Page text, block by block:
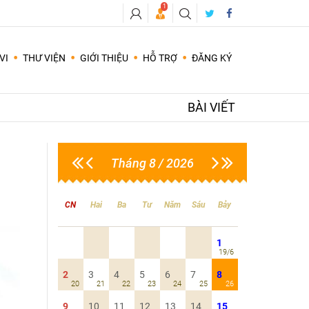
1
THƯ VIỆN GIỚI THIỆU HỖ TRỢ ĐĂNG KÝ
BÀI VIẾT
Tháng 8 / 2026
CN Hai Ba Tư Năm Sáu Bảy
1
19/6
2
20
3
21
4
22
5
23
6
24
7
25
8
26
9 10 11 12 13 14 15